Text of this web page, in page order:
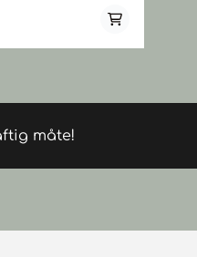
ritualet med full
etterlater huden frisk
ikke mangle. Den
duften av mandarin
Reuzel
måte!